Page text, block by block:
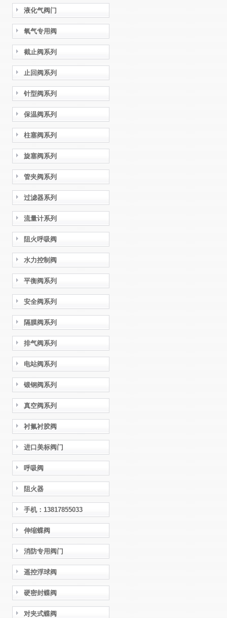
液化气阀门
氧气专用阀
截止阀系列
止回阀系列
针型阀系列
保温阀系列
柱塞阀系列
旋塞阀系列
管夹阀系列
过滤器系列
流量计系列
阻火呼吸阀
水力控制阀
平衡阀系列
安全阀系列
隔膜阀系列
排气阀系列
电站阀系列
锻钢阀系列
真空阀系列
衬氟衬胶阀
进口美标阀门
呼吸阀
阻火器
手机：13817855033
伸缩蝶阀
消防专用阀门
遥控浮球阀
硬密封蝶阀
对夹式蝶阀